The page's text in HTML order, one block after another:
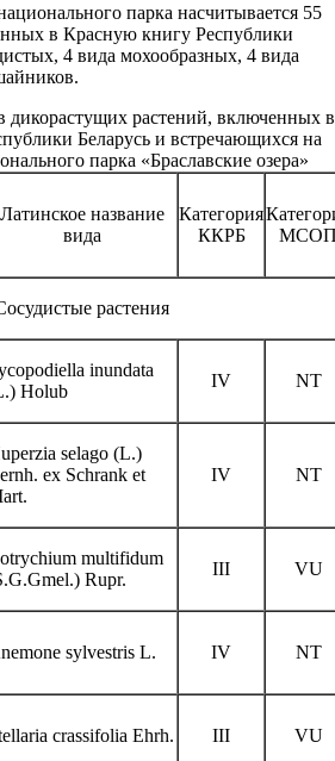
парка насчитывается 55
в Красную книгу Республики
4 вида мохообразных, 4 вида
дикорастущих растений, включенных в
Беларусь и встречающихся на
парка «Браславские озера»
Латинское название
вида
Категория
ККРБ
растения
inundata
Holub
IV NT
selago (L.)
ex Schrank et
IV NT
multifidum
Rupr.
III VU
sylvestris L. IV NT
crassifolia Ehrh. III VU